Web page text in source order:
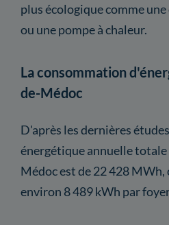
plus écologique comme
ou une pompe à chaleur.
La consommation
de-Médoc
D'après les dernières
énergétique annuelle
Médoc est de 22 428 MWh,
environ 8 489 kWh par